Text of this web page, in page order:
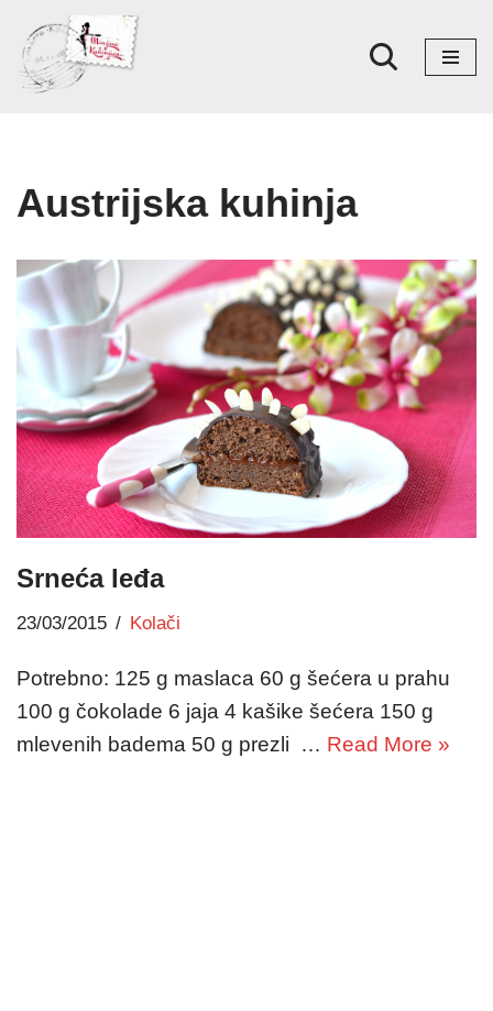
Skoči
na
Austrijska kuhinja
Srneća leđa
23/03/2015 Kolači
Potrebno: 125 g maslaca 60 g šećera u prahu
100 g čokolade 6 jaja 4 kašike šećera 150 g
mlevenih badema 50 g prezli … Read More »